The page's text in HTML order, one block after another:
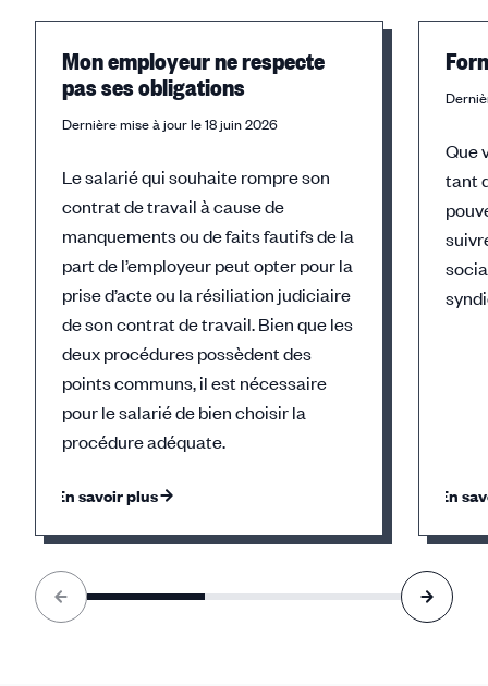
Mon employeur ne respecte
pas ses obligations
Dernière mise à jour le 18 juin 2026
Le salarié qui souhaite rompre son
contrat de travail à cause de
manquements ou de faits fautifs de la
part de l’employeur peut opter pour la
prise d’acte ou la résiliation judiciaire
de son contrat de travail. Bien que les
deux procédures possèdent des
points communs, il est nécessaire
pour le salarié de bien choisir la
procédure adéquate.
En savoir plus
Que
tant
En